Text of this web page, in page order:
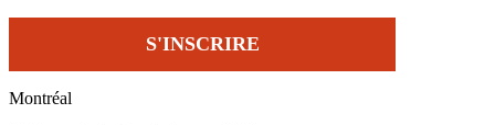
Montréal